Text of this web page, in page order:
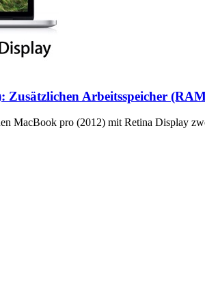
Arbeitsspeicher
MacBook pro (2012) mit Retina Display